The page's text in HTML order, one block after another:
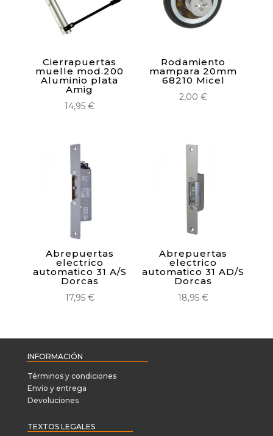
Cierrapuertas
muelle mod.200
Aluminio plata
Amig
14,95€
Rodamiento
mampara 20mm
68210 Micel
2,00€
Abrepuertas
electrico
automatico 31 A/S
Dorcas
17,95 €
Abrepuertas
electrico
automatico 31 AD/S
Dorcas
18,95€
INFORMACIÓN
Términos y condiciones
Envío y entrega
Devoluciones
TEXTOS LEGALES